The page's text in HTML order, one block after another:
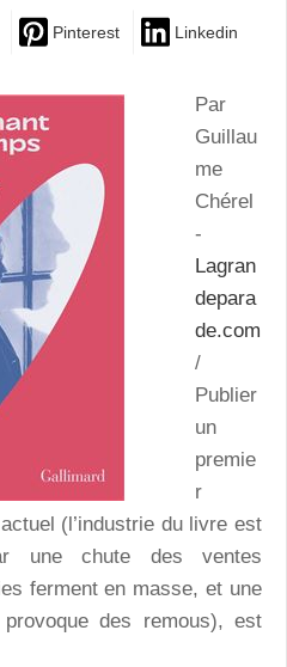
Pinterest Linkedin
Par
Guillau
me
Chérel
-
Lagran
depara
de.com
/
Publier
un
premie
r
(l’industrie du livre est
une chute des ventes
ferment en masse, et une
des remous), est